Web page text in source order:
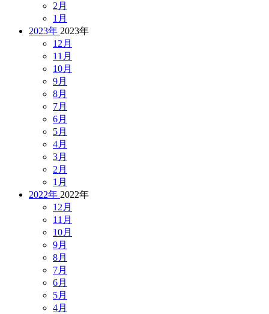
2月
1月
2023年 2023年
12月
11月
10月
9月
8月
7月
6月
5月
4月
3月
2月
1月
2022年 2022年
12月
11月
10月
9月
8月
7月
6月
5月
4月